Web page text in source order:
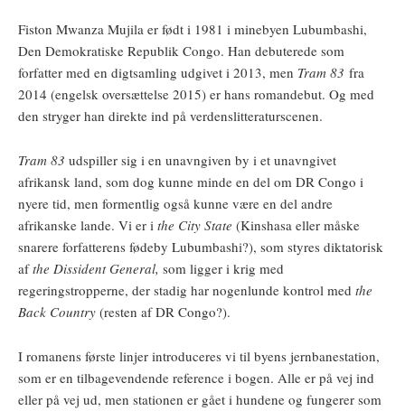
Fiston Mwanza Mujila er født i 1981 i minebyen Lubumbashi,
Den Demokratiske Republik Congo. Han debuterede som
forfatter med en digtsamling udgivet i 2013, men Tram 83 fra
2014 (engelsk oversættelse 2015) er hans romandebut. Og med
den stryger han direkte ind på verdenslitteraturscenen.
Tram 83 udspiller sig i en unavngiven by i et unavngivet
afrikansk land, som dog kunne minde en del om DR Congo i
nyere tid, men formentlig også kunne være en del andre
afrikanske lande. Vi er i the City State (Kinshasa eller måske
snarere forfatterens fødeby Lubumbashi?), som styres diktatorisk
afthe Dissident General, som ligger i krig med
regeringstropperne, der stadig har nogenlunde kontrol med the
Back Country (resten af DR Congo?).
I romanens første linjer introduceres vi til byens jernbanestation,
som er en tilbagevendende reference i bogen. Alle er på vej ind
eller på vej ud, men stationen er gået i hundene og fungerer som